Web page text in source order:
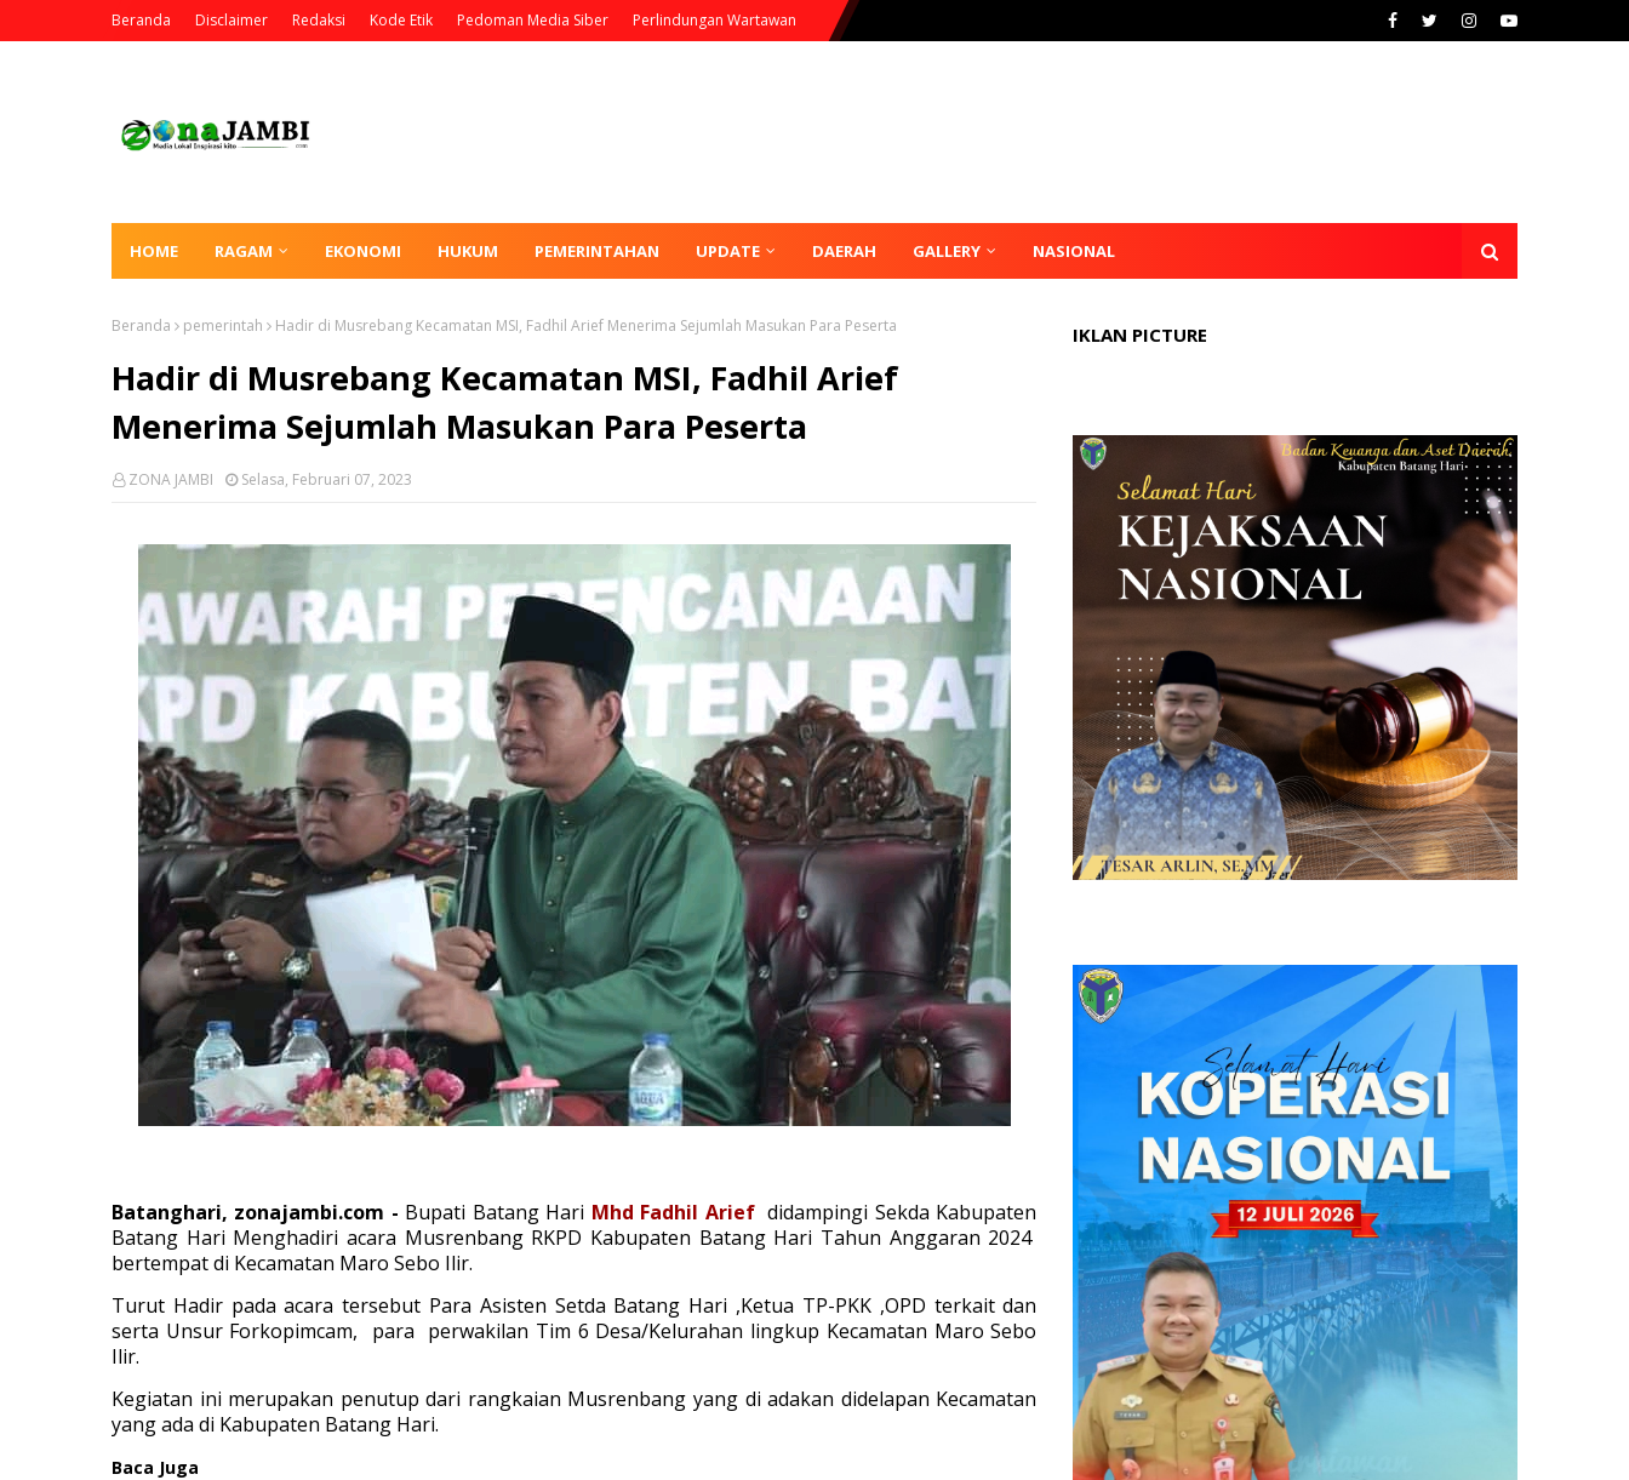
Beranda Disclaimer Redaksi Kode Etik Pedoman Media Siber Perlindungan Wartawan
HOME RAGAM EKONOMI HUKUM PEMERINTAHAN UPDATE DAERAH GALLERY NASIONAL
Beranda pemerintah Hadir di Musrebang Kecamatan MSI, Fadhil Arief Menerima Sejumlah Masukan Para Peserta
Hadir di Musrebang Kecamatan MSI, Fadhil Arief
Menerima Sejumlah Masukan Para Peserta
ZONA JAMBI Selasa, Februari 07, 2023
Batanghari, zonajambi.com - Bupati Batang Hari Mhd Fadhil Arief didampingi Sekda Kabupaten
Batang Hari Menghadiri acara Musrenbang RKPD Kabupaten Batang Hari Tahun Anggaran 2024
bertempat di Kecamatan Maro Sebo Ilir.
Turut Hadir pada acara tersebut Para Asisten Setda Batang Hari ,Ketua TP-PKK ,OPD terkait dan
serta Unsur Forkopimcam, para perwakilan Tim 6 Desa/Kelurahan lingkup Kecamatan Maro Sebo
Ilir.
Kegiatan ini merupakan penutup dari rangkaian Musrenbang yang di adakan didelapan Kecamatan
yang ada di Kabupaten Batang Hari.
Baca Juga
IKLAN PICTURE